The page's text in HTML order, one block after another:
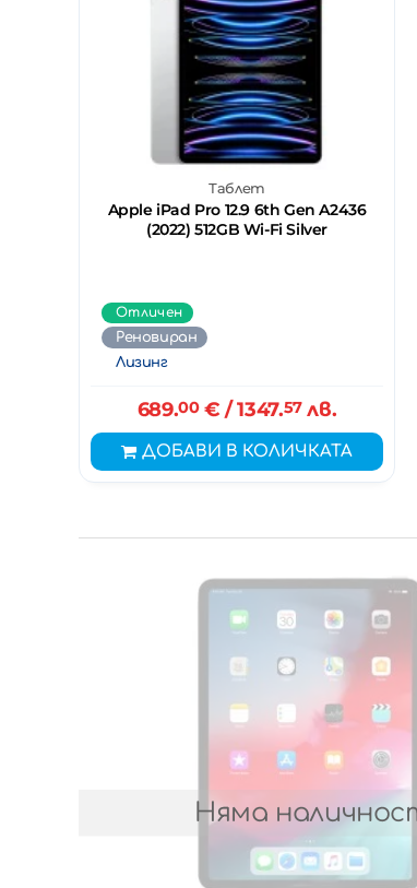
Таблет
Apple iPad Pro 12.9 6th Gen A2436
(2022) 512GB Wi-Fi Silver
Отличен
Реновиран
Лизинг
689.00€ / 1347.57лв.
ДОБАВИ В КОЛИЧКАТА
Няма